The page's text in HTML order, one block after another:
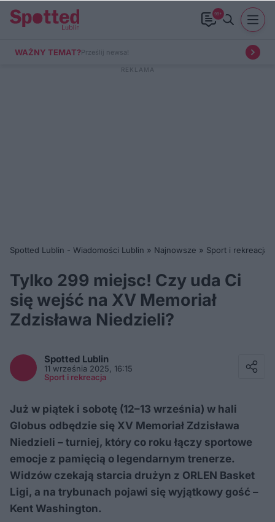
99+
WAŻNY TEMAT?Prześlij newsa!
Spotted Lublin - Wiadomości Lublin » Najnowsze » Sport i rekreacja
Tylko 299 miejsc! Czy uda Ci
się wejść na XV Memoriał
Zdzisława Niedzieli?
Spotted Lublin
11 września 2025, 16:15
Sport i rekreacja
Już w piątek i sobotę (12–13 września) w hali
Globus odbędzie się XV Memoriał Zdzisława
Niedzieli – turniej, który co roku łączy sportowe
emocje z pamięcią o legendarnym trenerze.
Widzów czekają starcia drużyn z ORLEN Basket
Ligi, a na trybunach pojawi się wyjątkowy gość –
Kent Washington.